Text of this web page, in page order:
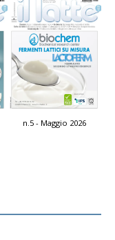
n.5 - Maggio 2026